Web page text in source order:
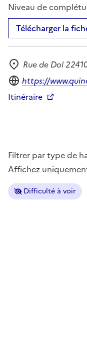
Niveau de
Télécharger la
Adresse
Rue de Dol
Site internet
https://
Itinéraire
Filtrer par type de
Affichez
Difficulté à voir